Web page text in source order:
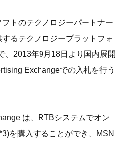
トのテクノロジーパートナー
るテクノロジープラットフォ
、2013年9月18日より国内展開
Exchangeでの入札を行う
は、RTBシステムでオン
を購入することができ、MSN